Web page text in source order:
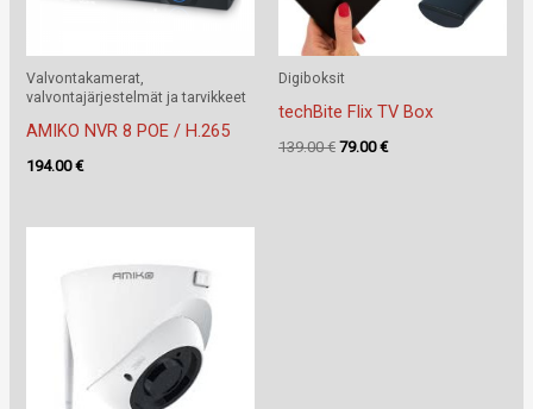
Valvontakamerat,
valvontajärjestelmät ja tarvikkeet
AMIKO NVR 8 POE / H.265
194.00€
Digiboksit
techBite Flix TV Box
139.00€ Alkuperäinen
79.00€Nykyinen